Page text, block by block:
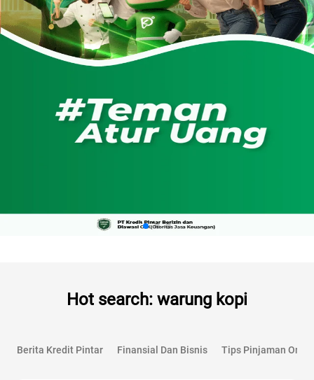
Hot search: warung kopi
Berita Kredit Pintar Finansial Dan Bisnis Tips Pinjaman